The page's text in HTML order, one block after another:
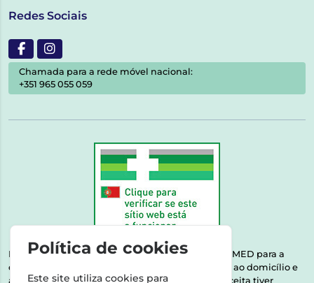
Redes Sociais
Chamada para a rede móvel nacional:
+351 965 055 059
Esta farmácia encontra-se autorizada pelo INFARMED para a
dispensa de medicamentos e produtos de saúde ao domicílio e
através da internet. Medicamentos | Se na sua receita tiver
Política de cookies
Este site utiliza cookies para